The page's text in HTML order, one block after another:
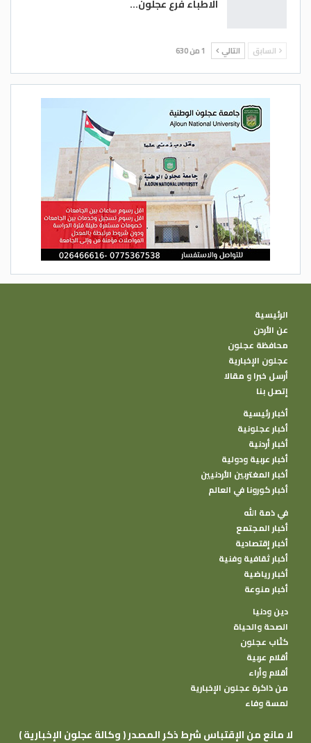
الاطباء فرع عجلون…
السابق التالي 1 من 630
الرئيسية
عن الأردن
محافظة عجلون
عجلون الإخبارية
أرسل خبرا و مقالا
إتصل بنا
أخبار رئيسية
أخبار عجلونية
أخبار أردنية
أخبار عربية ودولية
أخبار المغتربين الأردنيين
أخبار كورونا في العالم
في ذمة الله
أخبار المجتمع
أخبار إقتصادية
أخبار ثقافية وفنية
أخبار رياضية
أخبار منوعة
دين ودنيا
الصحة والحياة
كتًاب عجلون
أقلام عربية
أقلام وأراء
من ذاكرة عجلون الإخبارية
لمسة وفاء
( وكالة عجلون الإخبارية ) لا مانع من الإقتباس شرط ذكر المصدر